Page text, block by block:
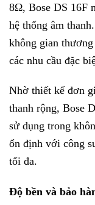
8Ω, Bose DS 16F
hệ thống âm
không gian
các nhu cầu đặc
Nhờ thiết kế đơn
thanh rộng, Bose
sử dụng trong
ổn định với công
tối đa.
Độ bền và bảo